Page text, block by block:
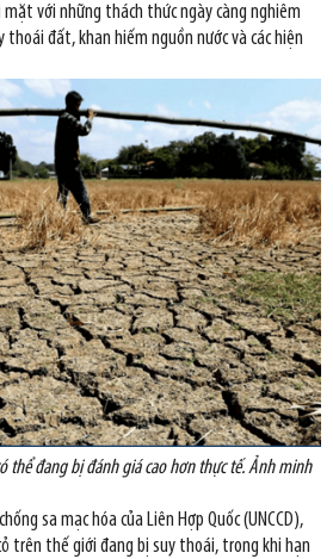
mặt với những thách thức ngày càng nghiêm
đất, khan hiếm nguồn nước và các hiện
thể đang bị đánh giá cao hơn thực tế. Ảnh minh
sa mạc hóa của Liên Hợp Quốc (UNCCD),
trên thế giới đang bị suy thoái, trong khi hạn